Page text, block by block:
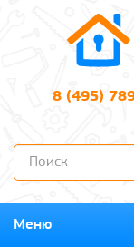
8 (495)
Меню